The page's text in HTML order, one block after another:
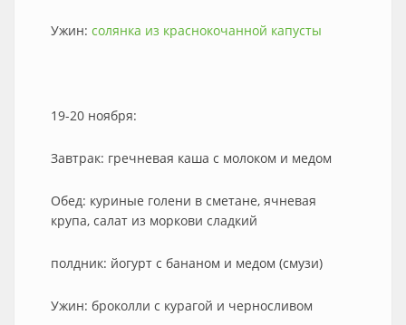
Ужин: солянка из краснокочанной капусты
19-20 ноября:
Завтрак: гречневая каша с молоком и медом
Обед: куриные голени в сметане, ячневая
крупа, салат из моркови сладкий
полдник: йогурт с бананом и медом (смузи)
Ужин: броколли с курагой и черносливом